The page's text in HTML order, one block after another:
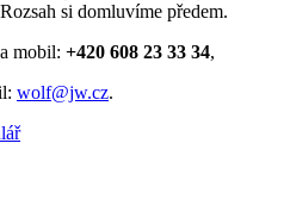
si domluvíme předem.
mobil: +420 608 23 33 34,
wolf@jw.cz.